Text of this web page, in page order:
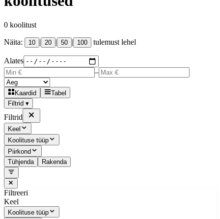
0 koolitust
Näita: 10 | 20 | 50 | 100 tulemust lehel
Alates
–
Kaardid
Tabel
Filtrid ▾
Filtrid
Keel
Koolituse tüüp
Piirkond
Tühjenda
Rakenda
Filtreeri
Keel
Koolituse tüüp